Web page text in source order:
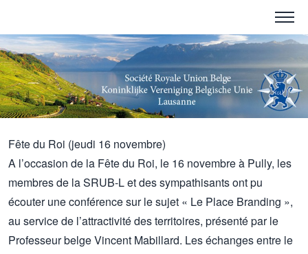
Fête du Roi (jeudi 16 novembre)
A l’occasion de la Fête du Roi, le 16 novembre à Pully, les
membres de la SRUB-L et des sympathisants ont pu
écouter une conférence sur le sujet « Le Place Branding »,
au service de l’attractivité des territoires, présenté par le
Professeur belge Vincent Mabillard. Les échanges entre le